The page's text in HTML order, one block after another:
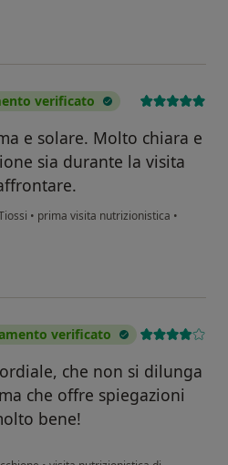
verificato
e solare. Molto chiara e
sia durante la visita
• prima visita nutrizionistica •
verificato
che non si dilunga
che offre spiegazioni
bene!